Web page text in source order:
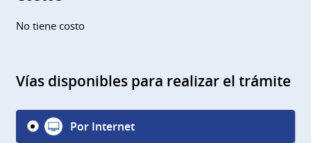
No tiene costo
Vías disponibles para realizar el trámite
Por Internet